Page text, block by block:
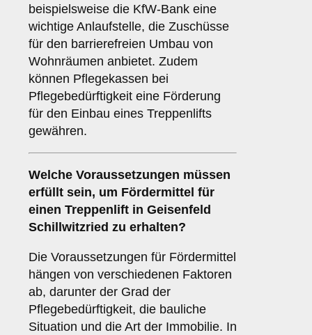
beispielsweise die KfW-Bank eine
wichtige Anlaufstelle, die Zuschüsse
für den barrierefreien Umbau von
Wohnräumen anbietet. Zudem
können Pflegekassen bei
Pflegebedürftigkeit eine Förderung
für den Einbau eines Treppenlifts
gewähren.
Welche Voraussetzungen müssen
erfüllt sein, um Fördermittel für
einen Treppenlift in Geisenfeld
Schillwitzried zu erhalten?
Die Voraussetzungen für Fördermittel
hängen von verschiedenen Faktoren
ab, darunter der Grad der
Pflegebedürftigkeit, die bauliche
Situation und die Art der Immobilie. In